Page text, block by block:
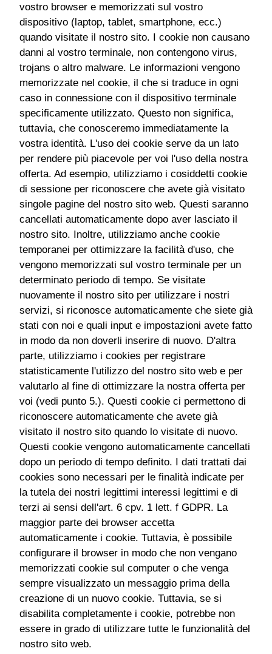
vostro browser e memorizzati sul vostro
dispositivo (laptop, tablet, smartphone, ecc.)
quando visitate il nostro sito. I cookie non causano
danni al vostro terminale, non contengono virus,
trojans o altro malware. Le informazioni vengono
memorizzate nel cookie, il che si traduce in ogni
caso in connessione con il dispositivo terminale
specificamente utilizzato. Questo non significa,
tuttavia, che conosceremo immediatamente la
vostra identità. L'uso dei cookie serve da un lato
per rendere più piacevole per voi l'uso della nostra
offerta. Ad esempio, utilizziamo i cosiddetti cookie
di sessione per riconoscere che avete già visitato
singole pagine del nostro sito web. Questi saranno
cancellati automaticamente dopo aver lasciato il
nostro sito. Inoltre, utilizziamo anche cookie
temporanei per ottimizzare la facilità d'uso, che
vengono memorizzati sul vostro terminale per un
determinato periodo di tempo. Se visitate
nuovamente il nostro sito per utilizzare i nostri
servizi, si riconosce automaticamente che siete già
stati con noi e quali input e impostazioni avete fatto
in modo da non doverli inserire di nuovo. D'altra
parte, utilizziamo i cookies per registrare
statisticamente l'utilizzo del nostro sito web e per
valutarlo al fine di ottimizzare la nostra offerta per
voi (vedi punto 5.). Questi cookie ci permettono di
riconoscere automaticamente che avete già
visitato il nostro sito quando lo visitate di nuovo.
Questi cookie vengono automaticamente cancellati
dopo un periodo di tempo definito. I dati trattati dai
cookies sono necessari per le finalità indicate per
la tutela dei nostri legittimi interessi legittimi e di
terzi ai sensi dell'art. 6 cpv. 1 lett. f GDPR. La
maggior parte dei browser accetta
automaticamente i cookie. Tuttavia, è possibile
configurare il browser in modo che non vengano
memorizzati cookie sul computer o che venga
sempre visualizzato un messaggio prima della
creazione di un nuovo cookie. Tuttavia, se si
disabilita completamente i cookie, potrebbe non
essere in grado di utilizzare tutte le funzionalità del
nostro sito web.